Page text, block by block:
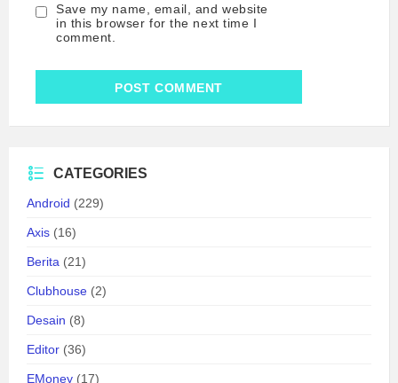
Save my name, email, and website
in this browser for the next time I
comment.
CATEGORIES
Android (229)
Axis (16)
Berita (21)
Clubhouse (2)
Desain (8)
Editor (36)
EMoney (17)